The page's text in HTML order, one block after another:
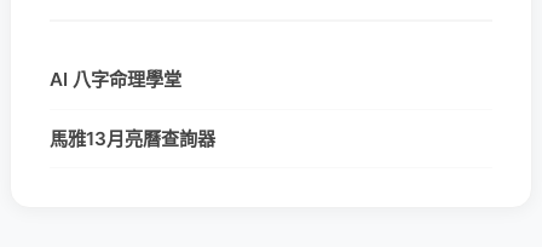
AI 八字命理學堂
馬雅13月亮曆查詢器